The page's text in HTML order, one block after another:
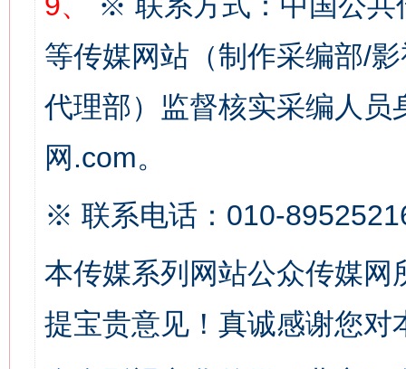
等传媒网站（制作采编部/
代理部）监督核实采编人员
网.com。
※ 联系电话：010-
本传媒系列网站公众传媒
提宝贵意见！真诚感谢您
这是一记警钟！ 谢
在谋一域中谋全局
今